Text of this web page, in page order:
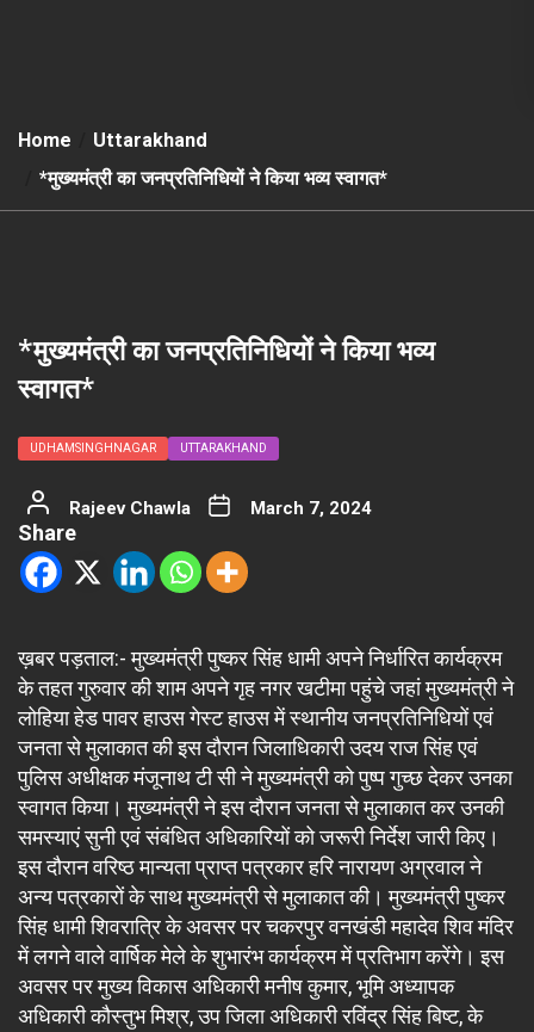
Home
Uttarakhand
*मुख्यमंत्री का जनप्रतिनिधियों ने किया भव्य स्वागत*
*मुख्यमंत्री का जनप्रतिनिधियों ने किया भव्य
स्वागत*
UDHAMSINGHNAGAR UTTARAKHAND
Rajeev Chawla March 7, 2024
Share
ख़बर पड़ताल:- मुख्यमंत्री पुष्कर सिंह धामी अपने निर्धारित कार्यक्रम
के तहत गुरुवार की शाम अपने गृह नगर खटीमा पहुंचे जहां मुख्यमंत्री ने
लोहिया हेड पावर हाउस गेस्ट हाउस में स्थानीय जनप्रतिनिधियों एवं
जनता से मुलाकात की इस दौरान जिलाधिकारी उदय राज सिंह एवं
पुलिस अधीक्षक मंजूनाथ टी सी ने मुख्यमंत्री को पुष्प गुच्छ देकर उनका
स्वागत किया। मुख्यमंत्री ने इस दौरान जनता से मुलाकात कर उनकी
समस्याएं सुनी एवं संबंधित अधिकारियों को जरूरी निर्देश जारी किए।
इस दौरान वरिष्ठ मान्यता प्राप्त पत्रकार हरि नारायण अग्रवाल ने
अन्य पत्रकारों के साथ मुख्यमंत्री से मुलाकात की। मुख्यमंत्री पुष्कर
सिंह धामी शिवरात्रि के अवसर पर चकरपुर वनखंडी महादेव शिव मंदिर
में लगने वाले वार्षिक मेले के शुभारंभ कार्यक्रम में प्रतिभाग करेंगे। इस
अवसर पर मुख्य विकास अधिकारी मनीष कुमार, भूमि अध्यापक
अधिकारी कौस्तुभ मिश्र, उप जिला अधिकारी रविंद्र सिंह बिष्ट, के